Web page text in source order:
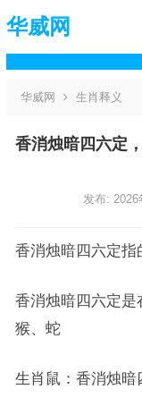
华威网
华威网 生肖释义
香消烛暗四六定
发布: 2026
香消烛暗四六定指
香消烛暗四六定是
猴、蛇
生肖鼠：香消烛暗